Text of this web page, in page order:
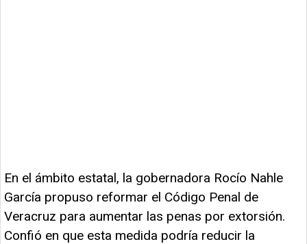
En el ámbito estatal, la gobernadora Rocío Nahle
García propuso reformar el Código Penal de
Veracruz para aumentar las penas por extorsión.
Confió en que esta medida podría reducir la